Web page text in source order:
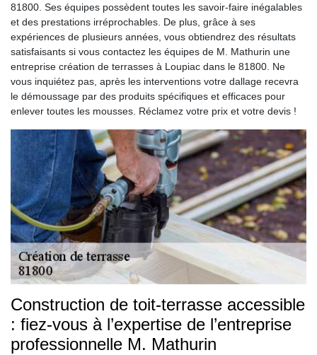
81800. Ses équipes possèdent toutes les savoir-faire inégalables
et des prestations irréprochables. De plus, grâce à ses
expériences de plusieurs années, vous obtiendrez des résultats
satisfaisants si vous contactez les équipes de M. Mathurin une
entreprise création de terrasses à Loupiac dans le 81800. Ne
vous inquiétez pas, après les interventions votre dallage recevra
le démoussage par des produits spécifiques et efficaces pour
enlever toutes les mousses. Réclamez votre prix et votre devis !
Construction de toit-terrasse accessible
: fiez-vous à l’expertise de l’entreprise
professionnelle M. Mathurin